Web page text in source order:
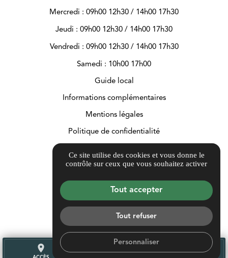
place
Mercredi : 09h00 12h30 / 14h00 17h30
Jeudi : 09h00 12h30 / 14h00 17h30
Vendredi : 09h00 12h30 / 14h00 17h30
Samedi : 10h00 17h00
Guide local
Informations complémentaires
Mentions légales
Politique de confidentialité
Ce site utilise des cookies et vous donne le
contrôle sur ceux que vous souhaitez activer
Tout accepter
Tout refuser
Personnaliser